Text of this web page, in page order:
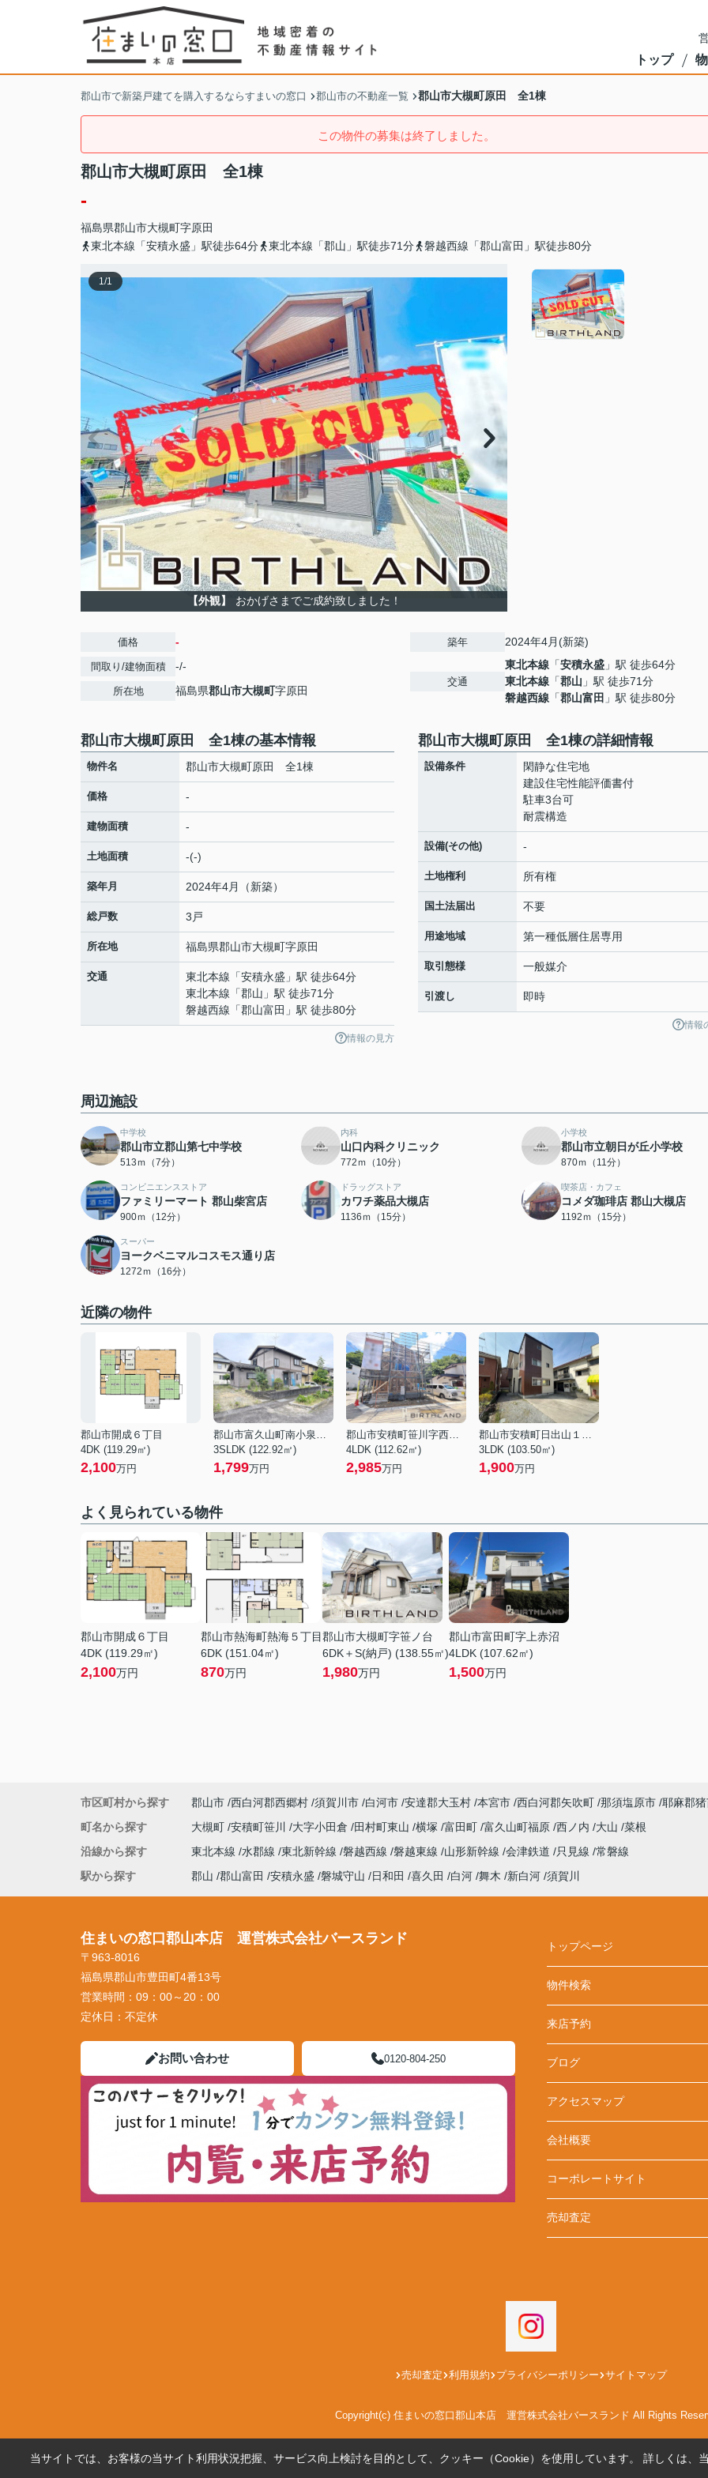
トップ
郡山市で新築戸建てを購入するならすまいの窓口 郡山市の不動産一覧 郡山市大槻町原田 全1棟
この物件の募集は終了しました。
郡山市大槻町原田 全1棟
-
福島県郡山市大槻町字原田
東北本線「安積永盛」駅徒歩64分
東北本線「郡山」駅徒歩71分 磐越西線「郡山富田」駅徒歩80分
1/1
【外観】 おかげさまでご成約致しました！
価格 -
間取り/建物面積 -/-
所在地 福島県郡山市大槻町字原田
築年 2024年4月(新築)
交通
東北本線 「安積永盛 」駅 徒歩64分
東北本線 「郡山 」駅 徒歩71分
磐越西線 「郡山富田 」駅 徒歩80分
郡山市大槻町原田 全1棟の基本情報
物件名 郡山市大槻町原田 全1棟
価格 -
建物面積 -
土地面積 -(-)
築年月 2024年4月（新築）
総戸数 3戸
所在地 福島県郡山市大槻町字原田
交通 東北本線 「安積永盛 」駅 徒歩64分
東北本線 「郡山 」駅 徒歩71分
磐越西線 「郡山富田 」駅 徒歩80分
情報の見方
郡山市大槻町原田 全1棟の詳細情報
設備条件
閑静な住宅地
建設住宅性能評価書付
駐車3台可
耐震構造
設備(その他) -
土地権利 所有権
国土法届出 不要
用途地域 第一種低層住居専用
取引態様 一般媒介
引渡し 即時
情報
周辺施設
中学校
郡山市立郡山第七中学校
513ｍ（7分）
内科
山口内科クリニック
772ｍ（10分）
小学校
郡山市立朝日が丘小学校
870ｍ（11分）
コンビニエンスストア
ファミリーマート 郡山柴宮店
900ｍ（12分）
ドラッグストア
カワチ薬品大槻店
1136ｍ（15分）
喫茶店・カフェ
コメダ珈琲店 郡山大槻店
1192ｍ（15分）
スーパー
ヨークベニマルコスモス通り店
1272ｍ（16分）
近隣の物件
郡山市開成６丁目
4DK (119.29㎡)
2,100万円
郡山市富久山町南小泉字関場
3SLDK (122.92㎡)
1,799万円
郡山市安積町笹川字西長久保
4LDK (112.62㎡)
2,985万円
郡山市安積町日出山１丁目
3LDK (103.50㎡)
1,900万円
よく見られている物件
郡山市開成６丁目
4DK (119.29㎡)
2,100万円
郡山市熱海町熱海５丁目
6DK (151.04㎡)
870万円
郡山市大槻町字笹ノ台
6DK＋S(納戸) (138.55㎡)
1,980万円
郡山市富田町字上赤沼
4LDK (107.62㎡)
1,500万円
市区町村から探す 郡山市 西白河郡西郷村 須賀川市 白河市 安達郡大玉村 本宮市 西白河郡矢吹町 那須塩原市 耶麻郡
町名から探す
大槻町 安積町笹川 大字小田倉 田村町東山 横塚 富田町 富久山町福原 西ノ内 大山 菜根
沿線から探す
東北本線 水郡線 東北新幹線 磐越西線 磐越東線 山形新幹線 会津鉄道 只見線 常磐線
駅から探す
郡山 郡山富田 安積永盛 磐城守山 日和田 喜久田 白河 舞木 新白河 須賀川
住まいの窓口郡山本店 運営株式会社バースランド
〒963-8016
福島県郡山市豊田町4番13号
営業時間： 09：00～20：00
定休日： 不定休
お問い合わせ 0120-804-250
トップページ
物件検索
来店予約
ブログ
アクセスマップ
会社概要
コーポレートサイト
売却査定
売却査定 利用規約 プライバシーポリシー サイトマップ
Copyright(c) 住まいの窓口郡山本店 運営株式会社バースランド All Rights
当サイトでは、お客様の当サイト利用状況把握、サービス向上検討を目的として、クッキー（Cookie）を使用しています。 詳しくは、